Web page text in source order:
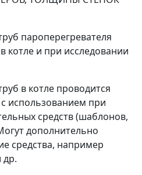
пароперегревателя
котле и при исследовании
в котле проводится
использованием при
средств (шаблонов,
дополнительно
средства, например
др.